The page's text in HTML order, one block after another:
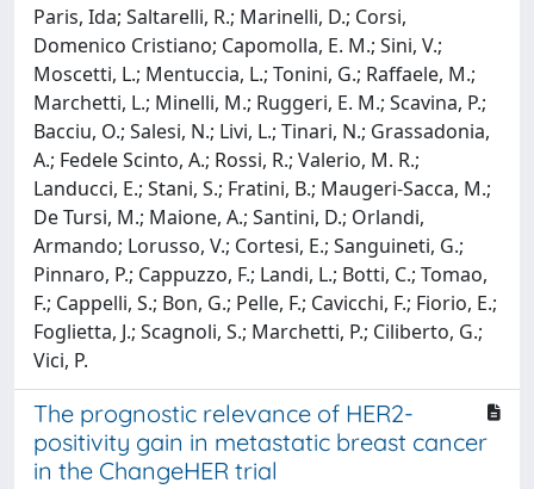
Paris, Ida; Saltarelli, R.; Marinelli, D.; Corsi,
Domenico Cristiano; Capomolla, E. M.; Sini, V.;
Moscetti, L.; Mentuccia, L.; Tonini, G.; Raffaele, M.;
Marchetti, L.; Minelli, M.; Ruggeri, E. M.; Scavina, P.;
Bacciu, O.; Salesi, N.; Livi, L.; Tinari, N.; Grassadonia,
A.; Fedele Scinto, A.; Rossi, R.; Valerio, M. R.;
Landucci, E.; Stani, S.; Fratini, B.; Maugeri-Sacca, M.;
De Tursi, M.; Maione, A.; Santini, D.; Orlandi,
Armando; Lorusso, V.; Cortesi, E.; Sanguineti, G.;
Pinnaro, P.; Cappuzzo, F.; Landi, L.; Botti, C.; Tomao,
F.; Cappelli, S.; Bon, G.; Pelle, F.; Cavicchi, F.; Fiorio, E.;
Foglietta, J.; Scagnoli, S.; Marchetti, P.; Ciliberto, G.;
Vici, P.
The prognostic relevance of HER2-
positivity gain in metastatic breast cancer
in the ChangeHER trial